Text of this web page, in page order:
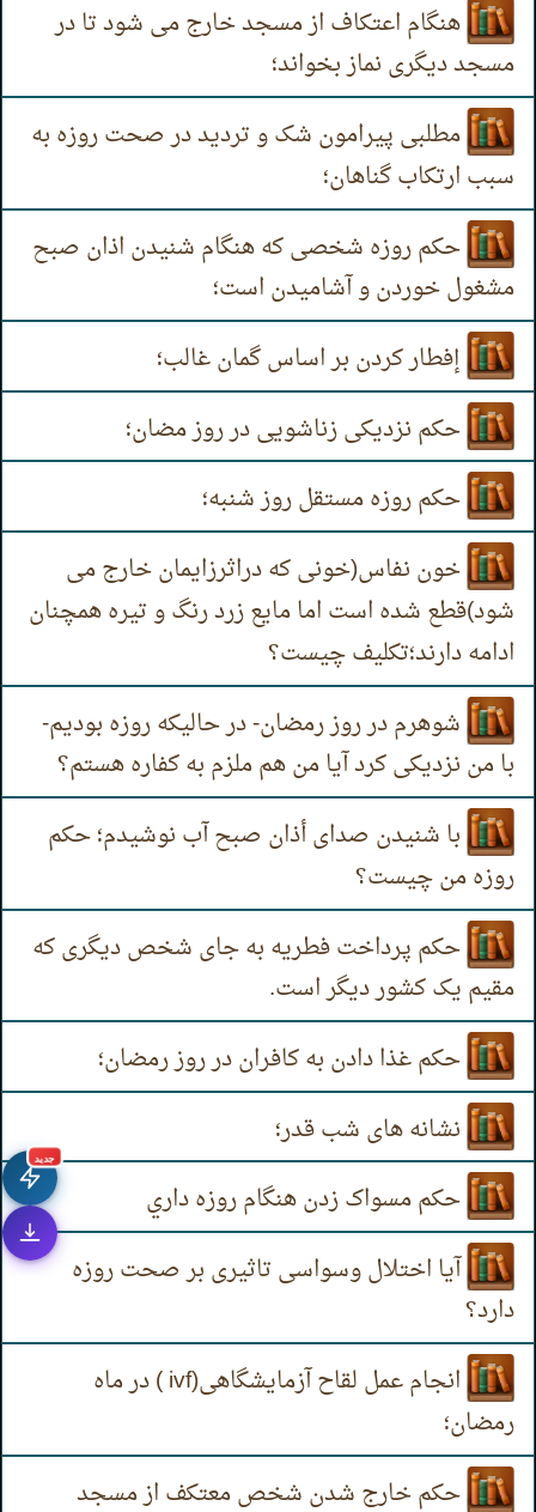
جديد
هنگام اعتکاف از مسجد خارج می شود تا در
مسجد دیگری نماز بخواند؛
مطلبی پیرامون شک و تردید در صحت روزه به
سبب ارتکاب گناهان؛
حکم روزه شخصی که هنگام شنیدن اذان صبح
مشغول خوردن و آشامیدن است؛
إفطار کردن بر اساس گمان غالب؛
حکم نزدیکی زناشویی در روز مضان؛
حکم روزه مستقل روز شنبه؛
خون نفاس(خونی که دراثرزایمان خارج می
شود)قطع شده است اما مایع زرد رنگ و تیره همچنان
ادامه دارند؛تکلیف چیست؟
شوهرم در روز رمضان- در حالیکه روزه بودیم-
با من نزدیکی کرد آیا من هم ملزم به کفاره هستم؟
با شنیدن صدای أذان صبح آب نوشیدم؛ حکم
روزه من چیست؟
حکم پرداخت فطریه به جای شخص دیگری که
مقیم یک کشور دیگر است.
حکم غذا دادن به کافران در روز رمضان؛
نشانه های شب قدر؛
حکم مسواک زدن هنگام روزه داري
آیا اختلال وسواسی تاثیری بر صحت روزه
دارد؟
انجام عمل لقاح آزمایشگاهی(ivf ) در ماه
رمضان؛
حکم خارج شدن شخص معتکف از مسجد